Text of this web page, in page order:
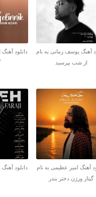
آهنگ یوسف زمانی به نام
از شب بپرسید
دانلود
آهنگ امیر عظیمی به نام
گیتار ورژن دختر بندر
دانلود